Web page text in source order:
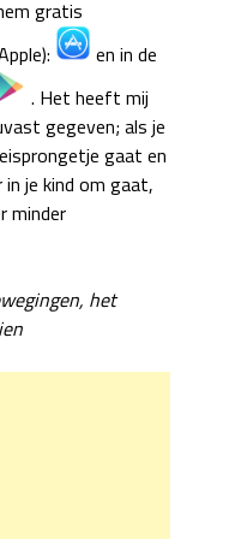
gratis
en in de
. Het heeft mij
gegeven; als je
gaat en
je kind om gaat,
minder
het